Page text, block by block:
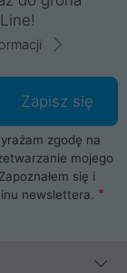
siedzibę
Cała
jest
albo laptopa w
pamięci,
Ci wybrać
do komputera.
rynku
Samsung i
możesz
Zapisz się
zgodę na
mojego
się i
newslettera.